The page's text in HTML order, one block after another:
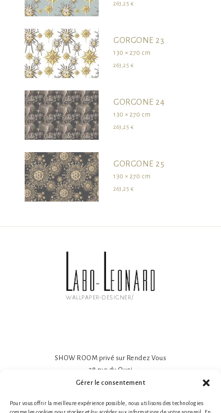
Gérer le consentement
Pour vous offrir la meilleure expérience possible, nous utilisons des technologies
263,25 €
GORGONE 23
130 × 270 cm
263,25 €
GORGONE 24
130 × 270 cm
263,25 €
GORGONE 25
130 × 270 cm
263,25 €
wallpaper-designer/
SHOW ROOM privé sur Rendez Vous
38 rue du Quai
81600 GAILLAC
Impression sur-mesure